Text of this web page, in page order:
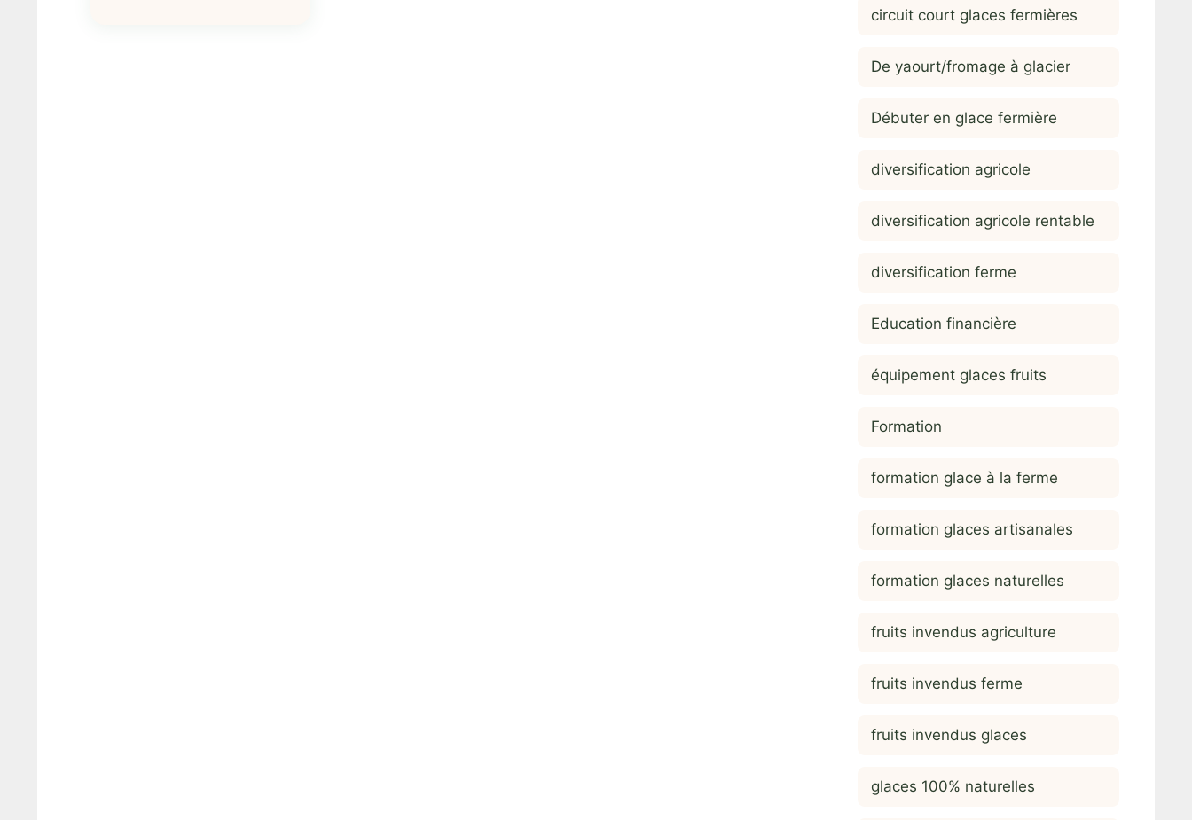
circuit court glaces fermières
De yaourt/fromage à glacier
Débuter en glace fermière
diversification agricole
diversification agricole rentable
diversification ferme
Education financière
équipement glaces fruits
Formation
formation glace à la ferme
formation glaces artisanales
formation glaces naturelles
fruits invendus agriculture
fruits invendus ferme
fruits invendus glaces
glaces 100% naturelles